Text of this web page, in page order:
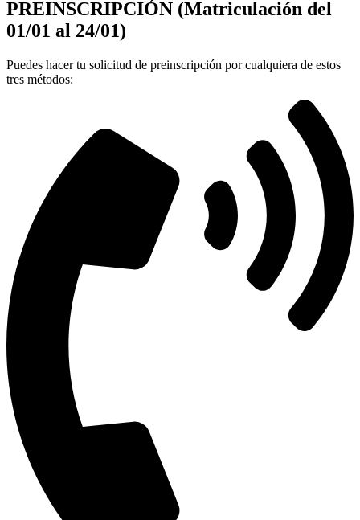
PREINSCRIPCIÓN (Matriculación del
01/01 al 24/01)
Puedes hacer tu solicitud de preinscripción por cualquiera de estos
tres métodos: